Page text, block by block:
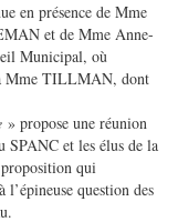
en présence de Mme
et de Mme Anne-
Municipal, où
à Mme TILLMAN, dont
» propose une réunion
SPANC et les élus de la
qui
question des